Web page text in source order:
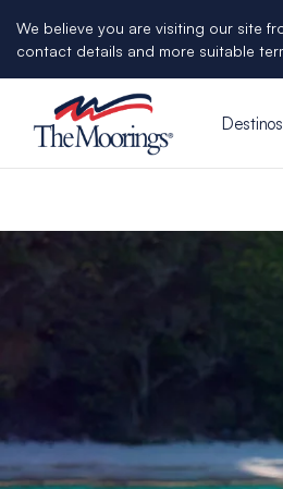
We believe you are visiting our site
contact details and more suitable
Destinos